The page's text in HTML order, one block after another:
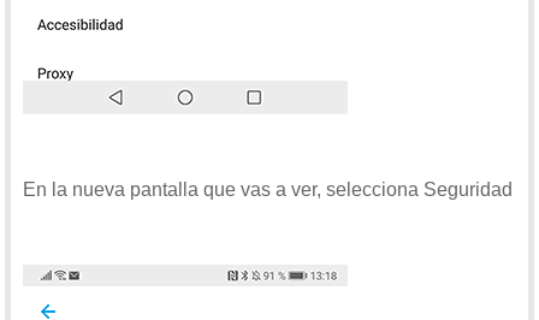
En la nueva pantalla que vas a ver, selecciona Seguridad